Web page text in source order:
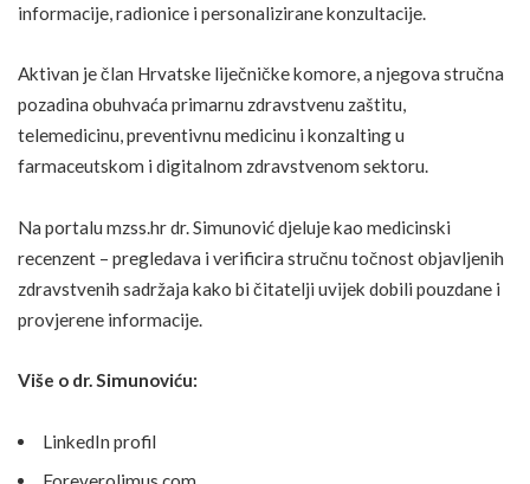
informacije, radionice i personalizirane konzultacije.
Aktivan je član Hrvatske liječničke komore, a njegova stručna
pozadina obuhvaća primarnu zdravstvenu zaštitu,
telemedicinu, preventivnu medicinu i konzalting u
farmaceutskom i digitalnom zdravstvenom sektoru.
Na portalu mzss.hrdr. Simunović djeluje kao medicinski
recenzent – pregledava i verificira stručnu točnost objavljenih
zdravstvenih sadržaja kako bi čitatelji uvijek dobili pouzdane i
provjerene informacije.
Više o dr. Simunoviću:
LinkedIn profil